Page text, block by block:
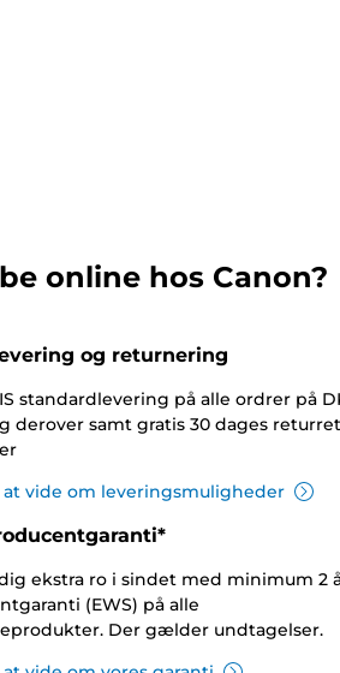
online hos Canon?
og returnering
standardlevering på alle ordrer på
derover samt gratis 30 dages
at vide om leveringsmuligheder
ekstra ro i sindet med minimum 2
(EWS) på alle
Der gælder undtagelser.